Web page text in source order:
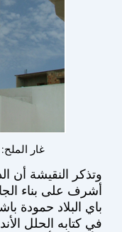
غار
وتذكر النقيشة أن
أشرف على بناء
باي البلاد حمودة
في كتابه الحلل